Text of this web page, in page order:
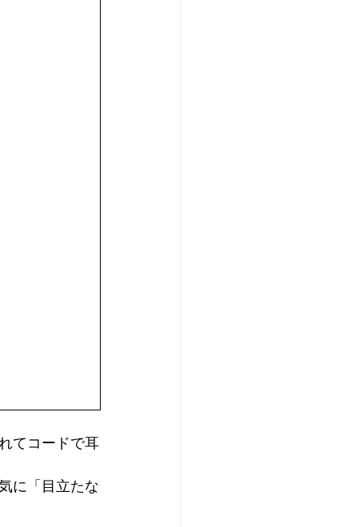
てコードで耳
に「目立たな